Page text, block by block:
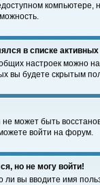
компьютере,
в списке
настроек можно
вы будете скрытым
может быть
войти на форум.
но не могу войти!
ли вы вводите имя